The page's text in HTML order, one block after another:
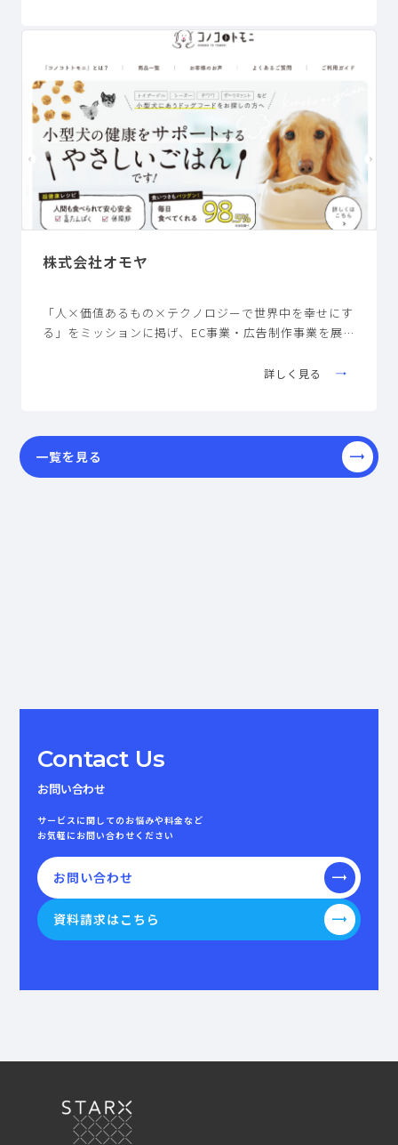
同社は、比較サイトや情報サイトなど、さまざまなウェ
ブサービスの企画･開発･運営などを行う「株式会社エ
イチーム」のグループ会社である。
株式会社オモヤ
「人×価値あるもの×テクノロジーで世界中を幸せにす
る」をミッションに掲げ、EC事業・広告制作事業を展
みやコンプレックスを解消するほか、生活習慣の改善や
詳しく見る
一覧を見る
Contact Us
お問い合わせ
サービスに関してのお悩みや料金など
お気軽にお問い合わせください
お問い合わせ
資料請求はこちら